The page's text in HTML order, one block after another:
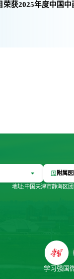
荣获2025年度中国
附属
地址:中国天津市静海区
学习强国